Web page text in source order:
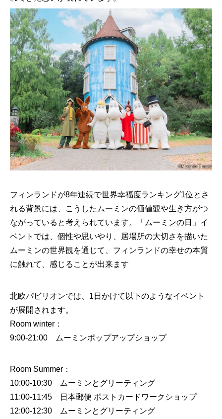
フィンランドが8年連続で世界幸福度ランキング1位とさ
れる背景には、こうしたムーミンの価値観や生き方がつ
ながっていると考えられています。「ムーミンの日」イ
ベントでは、個性や思いやり、居場所の大切さを描いた
ムーミンの世界観を通じて、フィンランドの幸せの本質
に触れて、感じることが出来ます
北欧パビリオンでは、1日かけて以下のようなイベント
が展開されます。
Room winter：
9:00-21:00 ムーミンポップアップショップ
Room Summer：
10:00-10:30 ムーミンとグリーティング
11:00-11:45 日本郵便 ポストカードワークショップ
12:00-12:30 ムーミンとグリーティング